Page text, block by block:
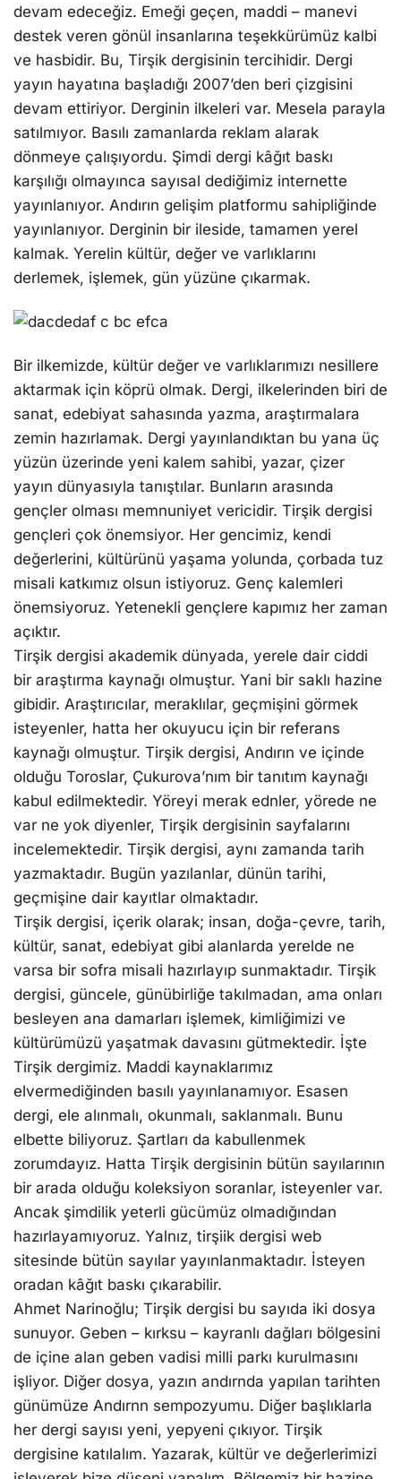
devam edeceğiz. Emeği geçen, maddi – manevi
destek veren gönül insanlarına teşekkürümüz kalbi
ve hasbidir. Bu, Tirşik dergisinin tercihidir. Dergi
yayın hayatına başladığı 2007’den beri çizgisini
devam ettiriyor. Derginin ilkeleri var. Mesela parayla
satılmıyor. Basılı zamanlarda reklam alarak
dönmeye çalışıyordu. Şimdi dergi kâğıt baskı
karşılığı olmayınca sayısal dediğimiz internette
yayınlanıyor. Andırın gelişim platformu sahipliğinde
yayınlanıyor. Derginin bir ileside, tamamen yerel
kalmak. Yerelin kültür, değer ve varlıklarını
derlemek, işlemek, gün yüzüne çıkarmak.
Bir ilkemizde, kültür değer ve varlıklarımızı nesillere
aktarmak için köprü olmak. Dergi, ilkelerinden biri de
sanat, edebiyat sahasında yazma, araştırmalara
zemin hazırlamak. Dergi yayınlandıktan bu yana üç
yüzün üzerinde yeni kalem sahibi, yazar, çizer
yayın dünyasıyla tanıştılar. Bunların arasında
gençler olması memnuniyet vericidir. Tirşik dergisi
gençleri çok önemsiyor. Her gencimiz, kendi
değerlerini, kültürünü yaşama yolunda, çorbada tuz
misali katkımız olsun istiyoruz. Genç kalemleri
önemsiyoruz. Yetenekli gençlere kapımız her zaman
açıktır.
Tirşik dergisi akademik dünyada, yerele dair ciddi
bir araştırma kaynağı olmuştur. Yani bir saklı hazine
gibidir. Araştırıcılar, meraklılar, geçmişini görmek
isteyenler, hatta her okuyucu için bir referans
kaynağı olmuştur. Tirşik dergisi, Andırın ve içinde
olduğu Toroslar, Çukurova’nım bir tanıtım kaynağı
kabul edilmektedir. Yöreyi merak ednler, yörede ne
var ne yok diyenler, Tirşik dergisinin sayfalarını
incelemektedir. Tirşik dergisi, aynı zamanda tarih
yazmaktadır. Bugün yazılanlar, dünün tarihi,
geçmişine dair kayıtlar olmaktadır.
Tirşik dergisi, içerik olarak; insan, doğa-çevre, tarih,
kültür, sanat, edebiyat gibi alanlarda yerelde ne
varsa bir sofra misali hazırlayıp sunmaktadır. Tirşik
dergisi, güncele, günübirliğe takılmadan, ama onları
besleyen ana damarları işlemek, kimliğimizi ve
kültürümüzü yaşatmak davasını gütmektedir. İşte
Tirşik dergimiz. Maddi kaynaklarımız
elvermediğinden basılı yayınlanamıyor. Esasen
dergi, ele alınmalı, okunmalı, saklanmalı. Bunu
elbette biliyoruz. Şartları da kabullenmek
zorumdayız. Hatta Tirşik dergisinin bütün sayılarının
bir arada olduğu koleksiyon soranlar, isteyenler var.
Ancak şimdilik yeterli gücümüz olmadığından
hazırlayamıyoruz. Yalnız, tirşiik dergisi web
sitesinde bütün sayılar yayınlanmaktadır. İsteyen
oradan kâğıt baskı çıkarabilir.
Ahmet Narinoğlu; Tirşik dergisi bu sayıda iki dosya
sunuyor. Geben – kırksu – kayranlı dağları bölgesini
de içine alan geben vadisi milli parkı kurulmasını
işliyor. Diğer dosya, yazın andırnda yapılan tarihten
günümüze Andırnn sempozyumu. Diğer başlıklarla
her dergi sayısı yeni, yepyeni çıkıyor. Tirşik
dergisine katılalım. Yazarak, kültür ve değerlerimizi